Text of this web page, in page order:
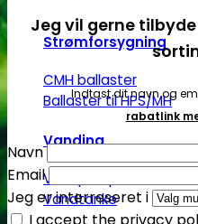
Strømforsygning
CMH ballaster
Ballaster til HPS/MH
Vanding
Vandpumper
Vandtanke
Jeg vil gerne
Indtast dit navn og
rabatlink
Navn
Email
Jeg er interreseret i
I accept the privacy